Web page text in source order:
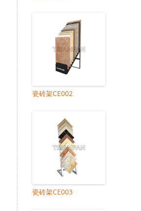
瓷砖架CE002
瓷砖架CE003